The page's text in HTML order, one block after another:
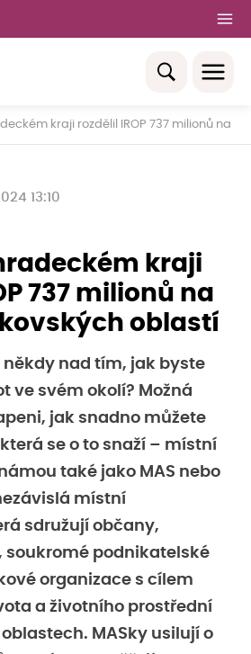
kraji rozdělil IROP 737 milionů na
13:10
kraji
737 milionů na
oblastí
někdy nad tím, jak byste
ve svém okolí? Možná
jak snadno můžete
se o to snaží – místní
také jako MAS nebo
místní
sdružují občany,
soukromé podnikatelské
organizace s cílem
a životního prostřední
MASky usilují o